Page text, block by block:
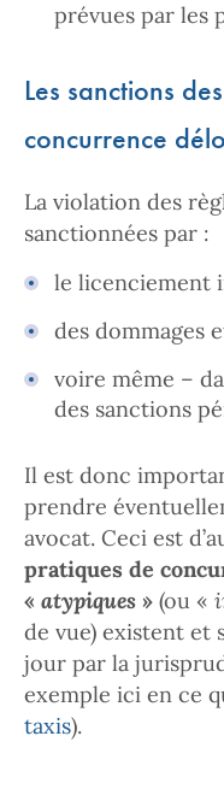
prévues par les
Les sanctions
concurrence
La violation des
sanctionnées par :
le licenciement
des dommages
voire même –
des sanctions
Il est donc
prendre
avocat. Ceci est
pratiques de
« atypiques » (ou «
de vue) existent et
jour par la
exemple ici en ce
taxis).